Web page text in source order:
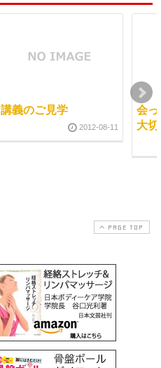
講義のご見学
2012-08-11
会
大
PAGE TOP